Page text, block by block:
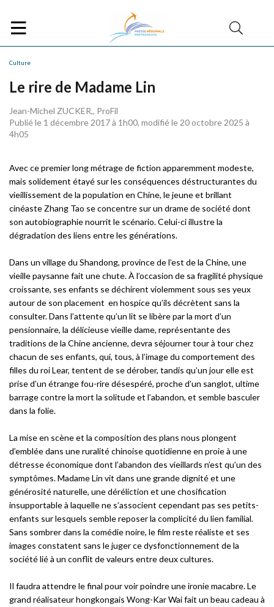
Culture
Le rire de Madame Lin
Jean-Michel ZUCKER,, ProFil
Publié le 1 décembre 2017 à 1h00, modifié le 20 octobre 2025 à
4h05
Avec ce premier long métrage de fiction apparemment modeste,
mais solidement étayé sur les conséquences déstructurantes du
vieillissement de la population en Chine, le jeune et brillant
cinéaste Zhang Tao se concentre sur un drame de société dont
son autobiographie nourrit le scénario. Celui-ci illustre la
dégradation des liens entre les générations.
Dans un village du Shandong, province de l’est de la Chine, une
vieille paysanne fait une chute. À l’occasion de sa fragilité physique
croissante, ses enfants se déchirent violemment sous ses yeux
autour de son placement en hospice qu’ils décrètent sans la
consulter. Dans l’attente qu’un lit se libère par la mort d’un
pensionnaire, la délicieuse vieille dame, représentante des
traditions de la Chine ancienne, devra séjourner tour à tour chez
chacun de ses enfants, qui, tous, à l’image du comportement des
filles du roi Lear, tentent de se dérober, tandis qu’un jour elle est
prise d’un étrange fou-rire désespéré, proche d’un sanglot, ultime
barrage contre la mort la solitude et l’abandon, et semble basculer
dans la folie.
La mise en scène et la composition des plans nous plongent
d’emblée dans une ruralité chinoise quotidienne en proie à une
détresse économique dont l’abandon des vieillards n’est qu’un des
symptômes. Madame Lin vit dans une grande dignité et une
générosité naturelle, une déréliction et une chosification
insupportable à laquelle ne s’associent cependant pas ses petits-
enfants sur lesquels semble reposer la complicité du lien familial.
Sans sombrer dans la comédie noire, le film reste réaliste et ses
images constatent sans le juger ce dysfonctionnement de la
société lié à un conflit de valeurs entre deux cultures.
Il faudra attendre le final pour voir poindre une ironie macabre. Le
grand réalisateur hongkongais Wong-Kar Wai fait un beau cadeau à